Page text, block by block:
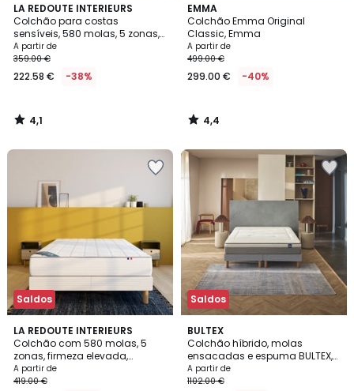
LA REDOUTE INTERIEURS
Colchão para costas
sensíveis, 580 molas, 5 zonas,
firmeza elevada, conforto
macio
A partir de
359.00 €
222.58 € -38%
4,1
/ 5
4,1
/
EMMA
Colchão Emma Original
Classic, Emma
A partir de
499.00 €
299.00 € -40%
4,4
/ 5
4,4
/
Saldos
LA REDOUTE INTERIEURS
Colchão com 580 molas, 5
zonas, firmeza elevada,
conforto envolvente
A partir de
419.00 €
4,8
/ 5
Saldos
BULTEX
Colchão híbrido, molas
ensacadas e espuma BULTEX,
apoio firme, RESTORE
A partir de
1102.00 €